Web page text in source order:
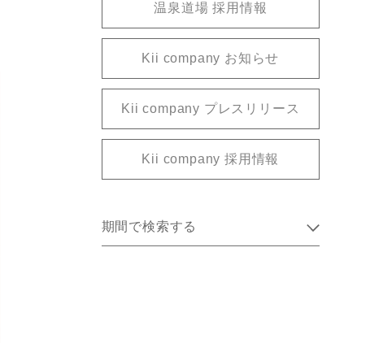
温泉道場 採用情報
Kii company お知らせ
Kii company プレスリリース
Kii company 採用情報
期間で検索する